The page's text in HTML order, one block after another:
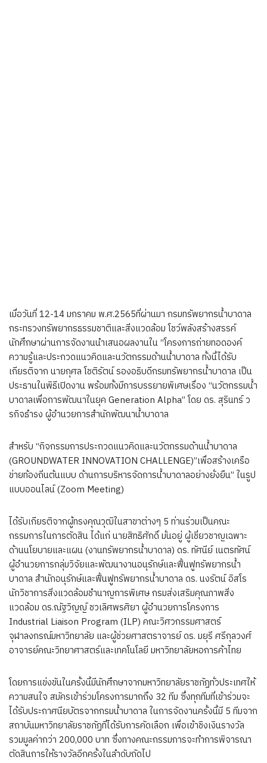
เมื่อวันที่ 12-14 มกราคม พ.ศ.2565ที่ผ่านมา กรมทรัพยากรน้ำบาดาล
กระทรวงทรัพยากรธรรมชาติและสิ่งแวดล้อม โชว์พลังสร้างสรรค์
นักศึกษาผ่านการจัดงานนำเสนอผลงานใน “โครงการถ่ายทอดองค์
ความรู้และประกวดแนวคิดและนวัตกรรมด้านน้ำบาดาล ทั้งนี้ได้รับ
เกียรติจาก นายกุศล โชติรัตน์ รองอธิบดีกรมทรัพยากรน้ำบาดาล เป็น
ประธานในพิธีเปิดงาน พร้อมทั้งมีการบรรยายพิเศษเรื่อง “นวัตกรรมน้ำ
บาดาลเพื่อการพัฒนาในยุค Generation Alpha” โดย ดร. สุรินทร์ ว
รกิจธำรง ผู้อำนวยการสำนักพัฒนาน้ำบาดาล
สำหรับ “กิจกรรมการประกวดแนวคิดและนวัตกรรมด้านน้ำบาดาล
(GROUNDWATER INNOVATION CHALLENGE)”เพื่อสร้างเครือ
ข่ายท้องถิ่นต้นแบบ ด้านการบริหารจัดการน้ำบาดาลอย่างยั่งยืน” ในรูป
แบบออนไลน์ (Zoom Meeting)
ได้รับเกียรติจากผู้ทรงคุณวุฒิในสาขาต่างๆ 5 ท่านร่วมเป็นคณะ
กรรมการในการตัดสิน ได้แก่ นายสิทธิศักดิ์ มั่นอยู่ ผู้เชี่ยวชาญเฉพาะ
ด้านนโยบายและแผน (งานทรัพยากรน้ำบาดาล) ดร. ทัศนีย์ เนตรทัศน์
ผู้อำนวยการกลุ่มวิจัยและพัฒนางานอนุรักษ์และฟื้นฟูทรัพยากรน้ำ
บาดาล สำนักอนุรักษ์และฟื้นฟูทรัพยากรน้ำบาดาล ดร. นงรัตน์ อิสโร
นักวิชาการสิ่งแวดล้อมชำนาญการพิเศษ กรมส่งเสริมคุณภาพสิ่ง
แวดล้อม ดร.ณัฐวิญญ์ ชวเลิศพรศิยา ผู้อำนวยการโครงการ
Industrial Liaison Program (ILP) คณะวิศวกรรมศาสตร์
จุฬาลงกรณ์มหาวิทยาลัย และผู้ช่วยศาสตราจารย์ ดร. มยุรี ศรีกุลวงศ์
อาจารย์คณะวิทยาศาสตร์และเทคโนโลยี มหาวิทยาลัยหอการค้าไทย
โดยการแข่งขันในครั้งนี้มีนักศึกษาจากมหาวิทยาลัยราชภัฏทั่วประเทศให้
ความสนใจ สมัครเข้าร่วมโครงการมากถึง 32 ทีม ซึ่งทุกทีมที่เข้าร่วมจะ
ได้รับประกาศนียบัตรจากกรมน้ำบาดาล ในการจัดงานครั้งนี้มี 5 ทีมจาก
สถาบันมหาวิทยาลัยราชภัฏที่ได้รับการคัดเลือก เพื่อเข้าชิงเงินรางวัล
รวมมูลค่ากว่า 200,000 บาท ซึ่งทางคณะกรรมการจะทำการพิจารณา
ตัดสินการให้รางวัลอีกครั้งในลำดับถัดไป